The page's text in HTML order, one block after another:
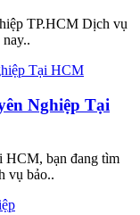
TP.HCM Dịch vụ
Nghiệp Tại
HCM, bạn đang tìm
vụ bảo..